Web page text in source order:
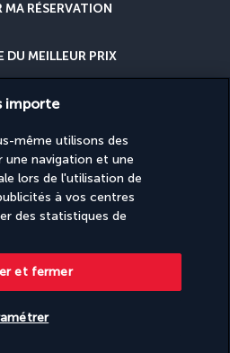
MA RÉSERVATION
DU MEILLEUR PRIX
ANNULATION
AVEC NOUS ?
en partenariat avec Turkish Airlines. Les
par PerfectStay.com
importe
même utilisons des
navigation et une
lors de l'utilisation de
à vos centres
des statistiques de
et fermer